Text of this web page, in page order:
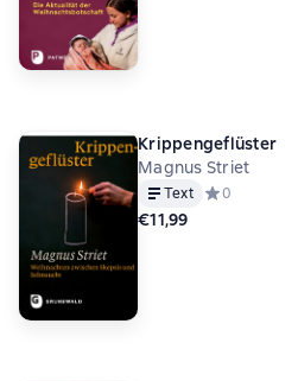
Krippengeflüster
Magnus Striet
Text Средний
0
€11,99